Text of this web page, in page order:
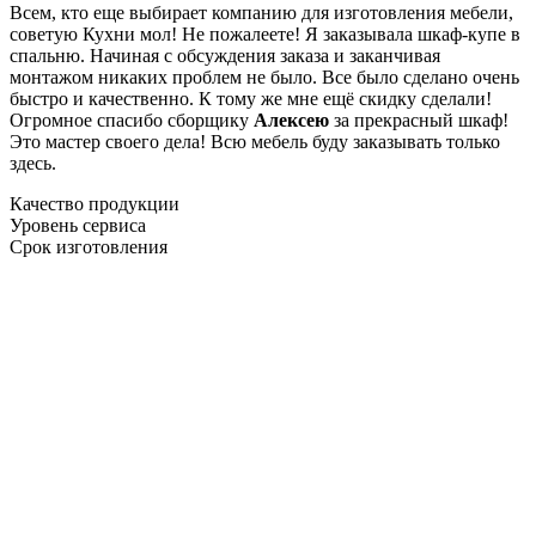
Всем, кто еще выбирает компанию для изготовления мебели,
советую Кухни мол! Не пожалеете! Я заказывала шкаф-купе в
спальню. Начиная с обсуждения заказа и заканчивая
монтажом никаких проблем не было. Все было сделано очень
быстро и качественно. К тому же мне ещё скидку сделали!
Огромное спасибо сборщику Алексею за прекрасный шкаф!
Это мастер своего дела! Всю мебель буду заказывать только
здесь.
Качество продукции
Уровень сервиса
Срок изготовления